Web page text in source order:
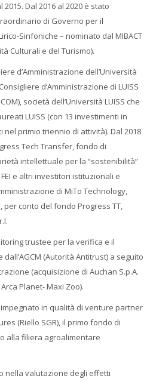
Dal 2016 al 2020 è stato
di Governo per il
Sinfoniche – nominato dal MIBACT
Culturali e del Turismo).
d’Amministrazione dell’Università
d‘Amministrazione di LUISS
società dell’Università LUISS che
LUISS (con 13 investimenti in
primio triennio di attività). Dal 2018
Tech Transfer, fondo di
intellettuale per la “sostenibilità”
e altri investitori istituzionali e
di MiTo Technology,
per conto del fondo Progress TT,
trustee per la verifica e il
(Autorità Antitrust) a seguito
(acquisizione di Auchan S.p.A.
Planet- Maxi Zoo).
in qualità di venture partner
(Riello SGR), il primo fondo di
alla filiera agroalimentare
nella valutazione degli effetti